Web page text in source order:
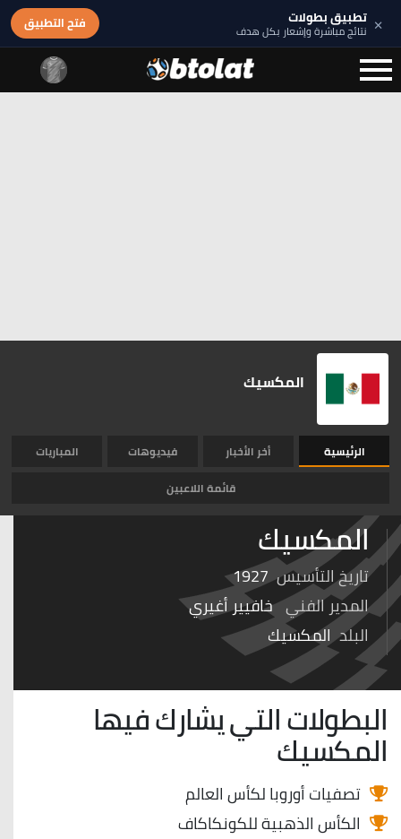
× تطبيق بطولات
نتائج مباشرة وإشعار بكل هدف فتح التطبيق
المكسيك
الرئيسية أخر الأخبار فيديوهات
المباريات
قائمة اللاعبين
المكسيك
تاريخ التأسيس1927
المدير الفني خافيير أغيري
البلد المكسيك
البطولات التي يشارك فيها
المكسيك
تصفيات أوروبا لكأس العالم
الكأس الذهبية للكونكاكاف